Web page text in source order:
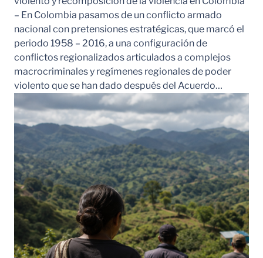
– En Colombia pasamos de un conflicto armado
nacional con pretensiones estratégicas, que marcó el
periodo 1958 – 2016, a una configuración de
conflictos regionalizados articulados a complejos
macrocriminales y regímenes regionales de poder
violento que se han dado después del Acuerdo…